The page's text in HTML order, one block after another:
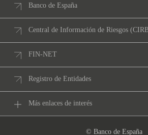
Banco de España
Central de Información de Riesgos
FIN-NET
Registro de Entidades
Más enlaces de interés
© Banco de España